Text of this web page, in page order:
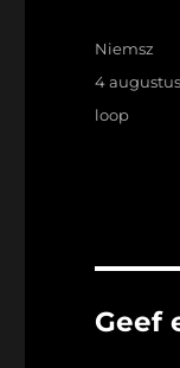
Auteur
Niemsz
Geplaatst
op
4 augustus
Tags
loop
Geef